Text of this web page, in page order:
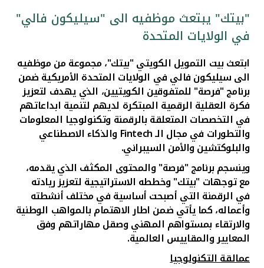
ألمانيا
ماليزيا
تركيا
مصر
المملكة المتحدة
مملكة البحرين
"بيتك" يبتعث موظفيه الى "سيليكون فالي"
في الولايات المتحدة
ابتعث بيت التمويل الكويتي "بيتك"، مجموعة من موظفيه
الى سيليكون فالي في الولايات المتحدة الأمريكية ضمن
برنامج "فرصة" للمتفوقين الكويتيين، الذي يهدف لتعزيز
فكرة العقلية الرقمية المبتكرة لديهم لتنمية ابداعاتهم
في التخصصات المتعلقة بالرقمنة وتكنولوجيا المعلومات
والتطورات في مجال الـFintech والذكاء الاصطناعي
والبلوكتشين والأمن السيبراني.
وينسجم برنامج "فرصة" والمحتوى المكثف الذي يقدمه،
مع توجهات "بيتك" وخططه الاستراتيجية لتعزيز ريادته
في الرقمنة التي أصبحت أساسية في مختلف أنشطته
وأعماله، كما يأتي ضمن اطار الاهتمام بالمواهب الوطنية
والارتقاء بمستواهم المهني وصقل مهاراتهم وفق
المعايير والمقاييس العالمية.
عمالقة التكنولوجيا